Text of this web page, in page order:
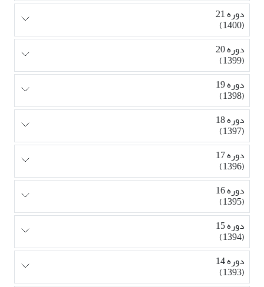
دوره 21
(1400)
دوره 20
(1399)
دوره 19
(1398)
دوره 18
(1397)
دوره 17
(1396)
دوره 16
(1395)
دوره 15
(1394)
دوره 14
(1393)